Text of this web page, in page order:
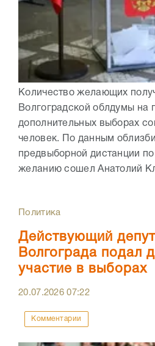
Количество желающих
Волгоградской облдумы на
дополнительных выборах
человек. По данным
предвыборной дистанции
желанию сошел Анатолий
Политика
Действующий
Волгограда подал
участие в выборах
20.07.202607:22
Комментарии